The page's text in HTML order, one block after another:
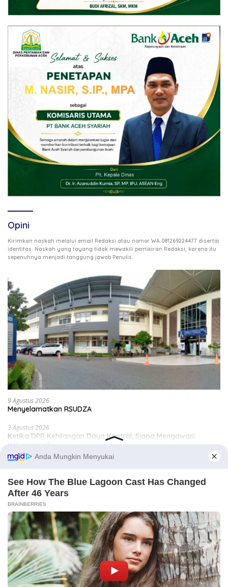
Opini
Kirimkan naskah melalui email Redaksi atau nomor WA 081269224477 disertai
identitas. Naskah yang tayang tidak mewakili pemikiran Redaksi, karena itu
sepenuhnya menjadi tanggung jawab Penulis
9 Agustus 2026
Menyelamatkan RSUDZA
3 Agustus 2026
Ketika DPR Kehilangan Daya Kontrol, Siapa Mengawasi
Kekuasaan?
21 Juli 2026
25 Juni 2026
Renja Aceh Besar 2027; Saatnya Berpihak pada Ekonomi
Rakyat
17 Juni 2026
Ketika Nama Kucing Lebih Penting daripada Kasus Korupsi
Triliunan
11 Juni 2026
Banda Aceh Jangan Terjebak Pembangunan Simbolik